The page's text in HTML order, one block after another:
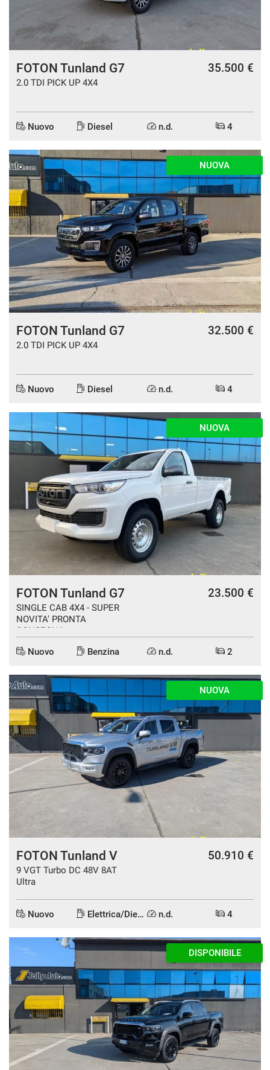
FOTON Tunland G7
2.0 TDI PICK UP 4X4
35.500 €
Nuovo Diesel n.d. 4
NUOVA
FOTON Tunland G7
2.0 TDI PICK UP 4X4
32.500 €
Nuovo Diesel n.d. 4
NUOVA
FOTON Tunland G7
SINGLE CAB 4X4 - SUPER
NOVITA' PRONTA
CONSEGNA
23.500 €
Nuovo Benzina n.d. 2
NUOVA
FOTON Tunland V
9 VGT Turbo DC 48V 8AT
Ultra
50.910 €
Nuovo Elettrica/Diesel n.d. 4
DISPONIBILE